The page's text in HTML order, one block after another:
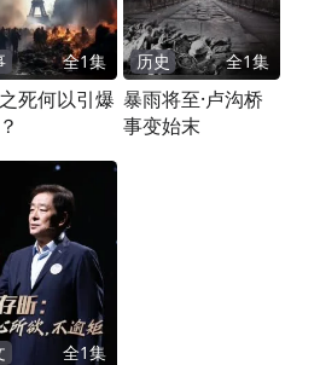
全1集
死何以引爆
历史 全1集
暴雨将至·卢沟桥
事变始末
全1集